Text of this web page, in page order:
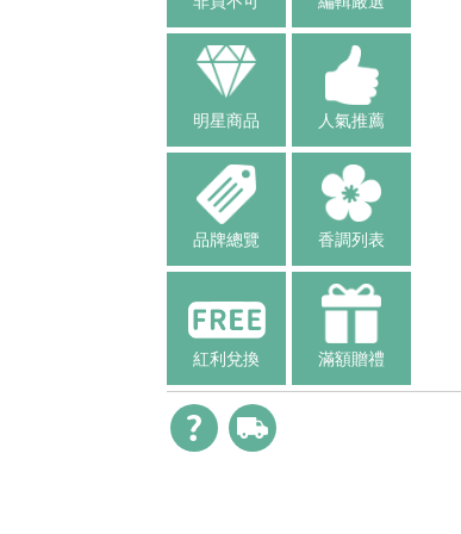
明星商品 人氣推薦
品牌總覽 香調列表
紅利兌換 滿額贈禮